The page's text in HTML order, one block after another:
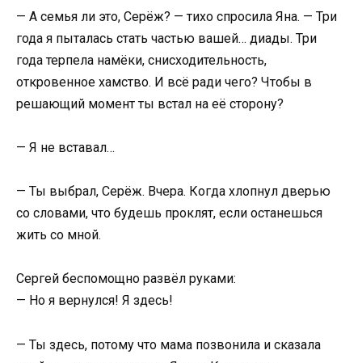
— А семья ли это, Серёж? — тихо спросила Яна. — Три
года я пыталась стать частью вашей… диады. Три
года терпела намёки, снисходительность,
откровенное хамство. И всё ради чего? Чтобы в
решающий момент ты встал на её сторону?
— Я не вставал…
— Ты выбрал, Серёж. Вчера. Когда хлопнул дверью
со словами, что будешь проклят, если останешься
жить со мной.
Сергей беспомощно развёл руками:
— Но я вернулся! Я здесь!
— Ты здесь, потому что мама позвонила и сказала